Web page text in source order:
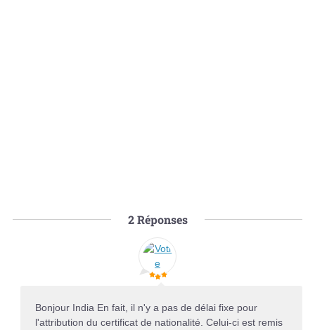
2Réponses
Bonjour India En fait, il n'y a pas de délai fixe pour
l'attribution du certificat de nationalité. Celui-ci est remis